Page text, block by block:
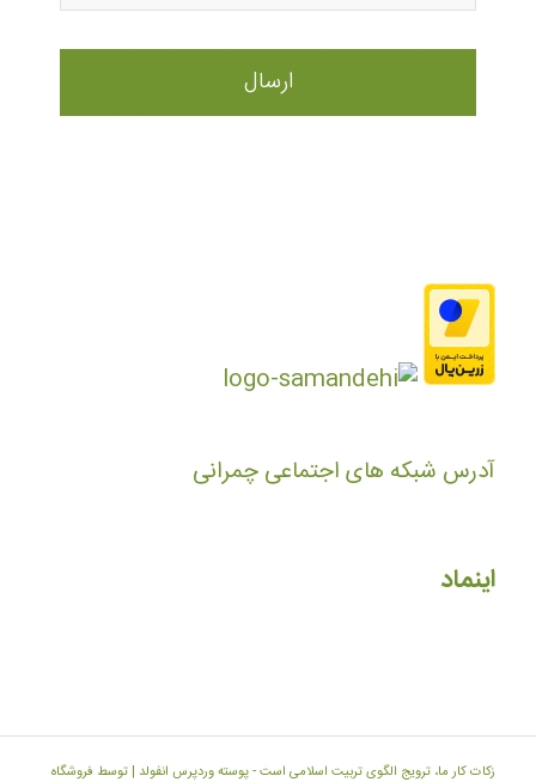
آدرس شبکه های اجتماعی چمرانی
اینماد
زکات کار ما، ترویج الگوی تربیت اسلامی است -پوسته وردپرس انفولد | توسط فروشگاه